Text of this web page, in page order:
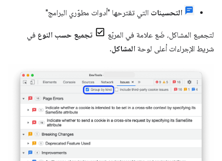
التحسينات التي تقترحها "أدوات مطوّري البرامج"
لتجميع المشاكل، ضَع علامة في المربّع تجميع حسب النوع في
شريط الإجراءات أعلى لوحة المشاكل.